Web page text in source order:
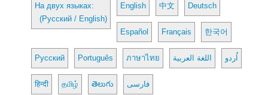
На двух языках:
(Русский / English)
English 中文 Deutsch
Español Français 한국어
Русский Português ภาษาไทย اللغة العربية اُردو
हिन्दी தமிழ் తెలుగు فارسی